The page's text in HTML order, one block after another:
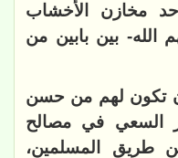
مخازن الأخشاب
الله- بين بابين من
تكون لهم من حسن
السعي في مصالح
طريق المسلمين،